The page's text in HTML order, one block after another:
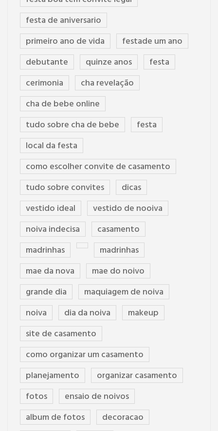
festa de aniversario
primeiro ano de vida
festade um ano
debutante
quinze anos
festa
cerimonia
cha revelação
cha de bebe online
tudo sobre cha de bebe
festa
local da festa
como escolher convite de casamento
tudo sobre convites
dicas
vestido ideal
vestido de nooiva
noiva indecisa
casamento
madrinhas
madrinhas
mae da nova
mae do noivo
grande dia
maquiagem de noiva
noiva
dia da noiva
makeup
site de casamento
como organizar um casamento
planejamento
organizar casamento
fotos
ensaio de noivos
album de fotos
decoracao